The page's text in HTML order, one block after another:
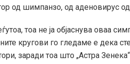
од шимпанзо, од аденовирус
тоа не ја објаснува оваа
кругови го гледаме е дека
заради тоа што „Астра